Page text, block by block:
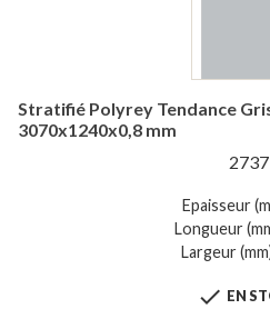
Stratifié Polyrey Tendance
3070x1240x0,8 mm
2737
Epaisseur
Longueur
Largeur
 EN